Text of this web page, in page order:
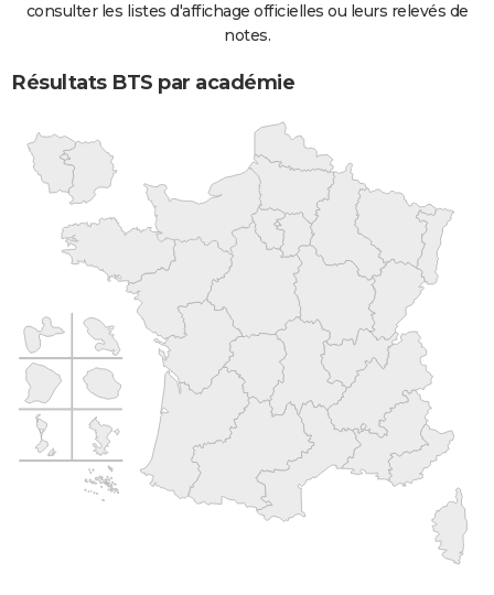
consulter les listes d'affichage officielles ou leurs relevés de
notes.
Résultats BTS par académie